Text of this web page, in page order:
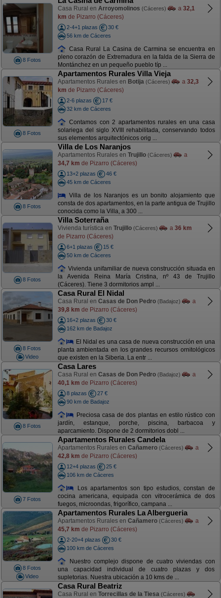
8 Fotos
Casa Rural en Arroyomolinos (Cáceres) a 32,1
km de Pizarro (Cáceres)
2-4+1 plazas
30 €
56 km de Cáceres
Casa Rural La Casina de Carmina se encuentra en
pleno corazón de Extremadura en la falda de la Sierra de
Montánchez en un pequeño pueblo típ ...
8 Fotos
Apartamentos Rurales Villa Vieja
Apartamentos Rurales en Botija (Cáceres) a 32,3
km de Pizarro (Cáceres)
2-6 plazas
17 €
32 km de Cáceres
Contamos con 2 apartamentos rurales en una casa
solariega del siglo XVIII rehabilitada, conservando todos
sus elementos arquitectónicos orig ...
8 Fotos
Villa de Los Naranjos
Apartamentos Rurales en Trujillo (Cáceres)
a
34,7 km de Pizarro (Cáceres)
13+2 plazas
46 €
45 km de Cáceres
Villa de los Naranjos es un bonito alojamiento que
consta de dos apartamentos, en la parte antigua de Trujillo
conocida como la Villa, a 300 ...
8 Fotos
Villa Soterraña
Vivienda turística en Trujillo (Cáceres) a 36 km
de Pizarro (Cáceres)
6+1 plazas
15 €
50 km de Cáceres
Vivienda unifamiliar de nueva construcción situada en
la Avenida Reina María Cristina, nº 43 de Trujillo
(Cáceres). Tiene 3 dormitorios ampl ...
8 Fotos
Video
Casa Rural El Nidal
Casa Rural en Casas de Don Pedro (Badajoz)
a
39,8 km de Pizarro (Cáceres)
16+2 plazas
30 €
162 km de Badajoz
El Nidal es una casa de nueva construcción en una
planta ambientada en los grandes recursos ornitológicos
que existen en la Siberia. La entr ...
8 Fotos
Casa Lares
Casa Rural en Casas de Don Pedro (Badajoz)
a
40,1 km de Pizarro (Cáceres)
8 plazas
27 €
90 km de Badajoz
Preciosa casa de dos plantas en estilo rústico con
jardín, estanque, porche, piscina, barbacoa y
aparcamiento. Dispone de 2 dormitorios dobl ...
7 Fotos
Apartamentos Rurales Candela
Apartamentos Rurales en Cañamero (Cáceres)
a
42,8 km de Pizarro (Cáceres)
12+4 plazas
25 €
106 km de Cáceres
Los apartamentos son tipo estudios, constan de
cocina americana, equipada con vitrocerámica de dos
fuegos, microondas, frigorífico, campana ...
8 Fotos
Video
Apartamentos Rurales La Albergueria
Apartamentos Rurales en Cañamero (Cáceres)
a
45,7 km de Pizarro (Cáceres)
2-20+4 plazas
30 €
100 km de Cáceres
Nuestro complejo dispone de cuatro viviendas con
una capacidad individual de cuatro plazas y dos
supletorias. Nuestra ubicación a 10 kms de ...
Casa Rural Beatriz
Casa Rural en Torrecillas de la Tiesa (Cáceres)